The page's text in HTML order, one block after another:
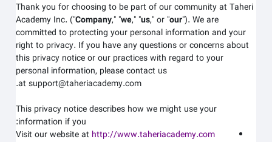
Thank you for choosing to be part of our community at Taheri
Academy Inc.("Company," "we," "us," or "our "). We are
committed to protecting your personal information and your
right to privacy. If you have any questions or concerns about
this privacy notice or our practices with regard to your
personal information, please contact us
at support@taheriacademy.com.
This privacy notice describes how we might use your
information if you:
Visit our website athttp://www.taheriacademy.com